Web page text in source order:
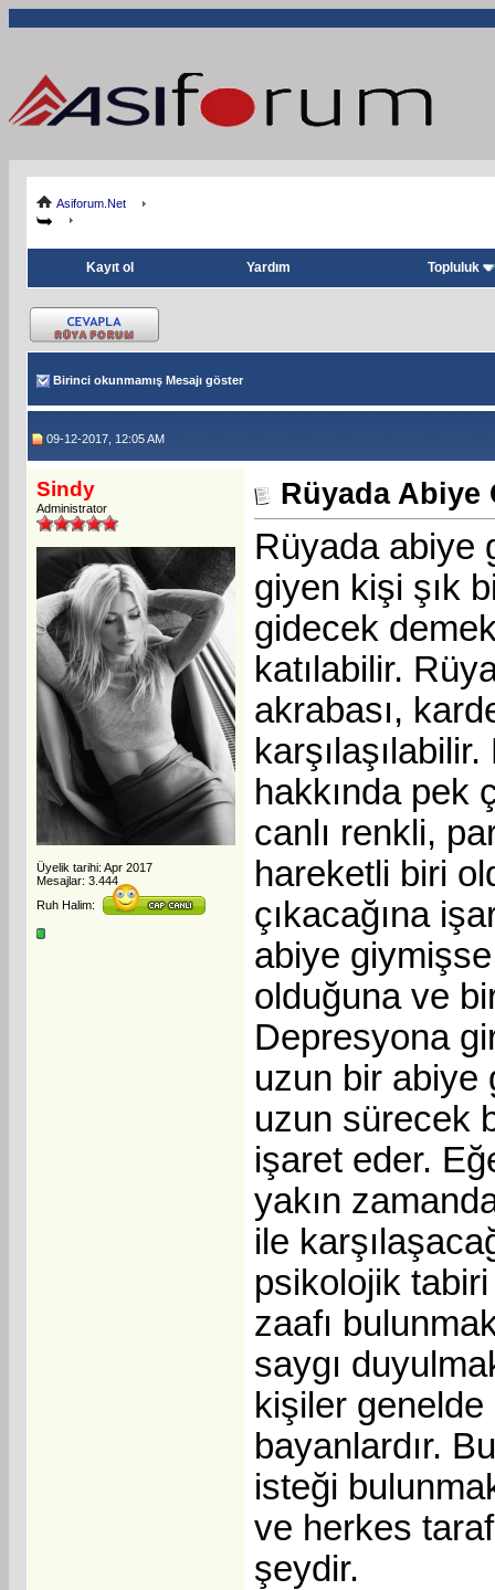
Asiforum.Net
Kayıt ol Yardım Topluluk
Birinci okunmamış Mesajı göster
09-12-2017, 12:05 AM
Sindy
Administrator
Üyelik tarihi: Apr 2017
Mesajlar: 3.444
Ruh Halim:
Rüyada Abiye
Rüyada abiye
giyen kişi şık
gidecek
katılabilir.
akrabası,
hakkında pek
canlı renkli,
hareketli biri
çıkacağına
abiye
olduğuna ve
Depresyona
uzun bir abiye
uzun sürecek
işaret eder.
yakın
ile
psikolojik
zaafı
saygı
kişiler
bayanlardır.
isteği
ve herkes
şeydir.